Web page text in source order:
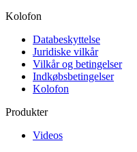
Kolofon
Databeskyttelse
Juridiske vilkår
Vilkår og betingelser
Indkøbsbetingelser
Kolofon
Produkter
Videos